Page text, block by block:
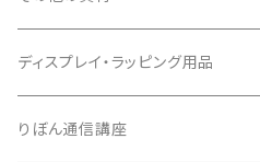
クッションパーツ
クリップ
ディスプレイ・ラッピング用品
りぼん通信講座